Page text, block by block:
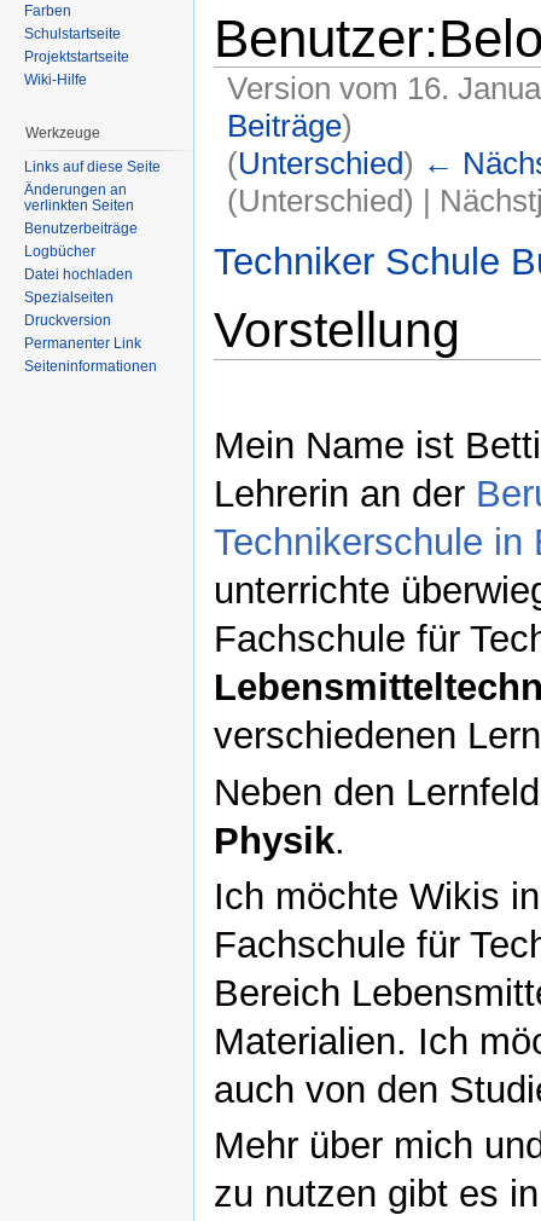
Version vom 16.
Beiträge)
(Unterschied) ←
(Unterschied) |
Techniker Schule
Vorstellung
Mein Name ist
Lehrerin an der
Technikerschule in
unterrichte
Fachschule für
verschiedenen
Neben den
Physik.
Ich möchte Wikis
Fachschule für
Bereich
Materialien. Ich
auch von den
Mehr über mich
zu nutzen gibt es
Farben
Schulstartseite
Projektstartseite
Wiki-Hilfe
Werkzeuge
Links auf diese Seite
Änderungen an
verlinkten Seiten
Benutzerbeiträge
Logbücher
Datei hochladen
Spezialseiten
Druckversion
Permanenter Link
Seiteninformationen